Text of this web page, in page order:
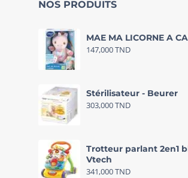
NOS PRODUITS
MAE MA LICORNE A
147,000TND
Stérilisateur - Beurer
303,000TND
Trotteur parlant 2en1
Vtech
341,000TND